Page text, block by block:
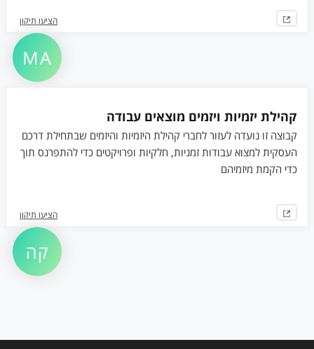
הציעו תיקון
MA
קהילת יזמיות ויזמים מוצאים עבודה
קבוצה זו נועדה לעזור לחברי קהילת היזמיות והיזמים שבתחילת דרכם
העסקית למצוא עבודות זמניות, חלקיות ופרויקטים כדי להתפרנס תוך
כדי הקמת מיזמיהם
הציעו תיקון
קה